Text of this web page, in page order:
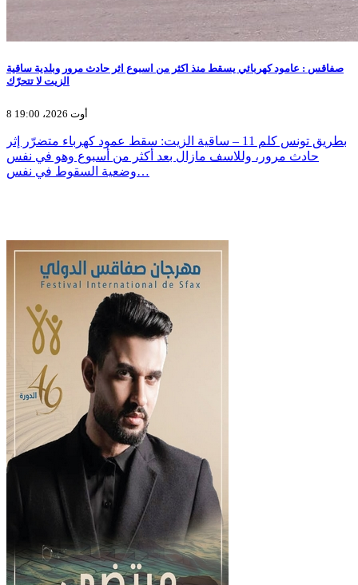
صفاقس : عامود كهربائي يسقط منذ اكثر من اسبوع اثر حادث مرور وبلدية ساقية
الزيت لا تتحرّك
8 أوت 2026، 19:00
بطريق تونس كلم 11 – ساقية الزيت: سقط عمود كهرباء متضرّر إثر
حادث مرور، وللاسف مازال بعد أكثر من أسبوع وهو في نفس
وضعية السقوط في نفس…